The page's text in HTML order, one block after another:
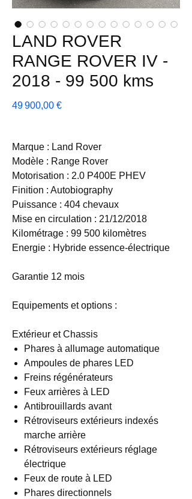
LAND ROVER
RANGE ROVER IV -
2018 - 99 500 kms
49 900,00 €Prix
Marque : Land Rover
Modèle : Range Rover
Motorisation : 2.0 P400E PHEV
Finition : Autobiography
Puissance : 404 chevaux
Mise en circulation : 21/12/2018
Kilométrage : 99 500 kilomètres
Energie : Hybride essence-électrique
Garantie 12 mois
Equipements et options :
Extérieur et Chassis
Phares à allumage automatique
Ampoules de phares LED
Freins régénérateurs
Feux arrières à LED
Antibrouillards avant
Rétroviseurs extérieurs indexés
marche arrière
Rétroviseurs extérieurs réglage
électrique
Feux de route à LED
Phares directionnels